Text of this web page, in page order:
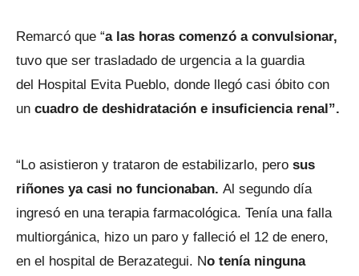
Remarcó que “a las horas comenzó a convulsionar,
tuvo que ser trasladado de urgencia a la guardia
del Hospital Evita Pueblo, donde llegó casi óbito con
un cuadro de deshidratación e insuficiencia renal”.
“Lo asistieron y trataron de estabilizarlo, pero sus
riñones ya casi no funcionaban. Al segundo día
ingresó en una terapia farmacológica. Tenía una falla
multiorgánica, hizo un paro y falleció el 12 de enero,
en el hospital de Berazategui. No tenía ninguna